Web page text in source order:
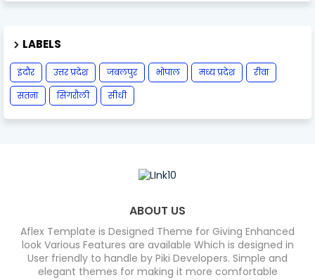
LABELS
इंदौर उत्तर प्रदेश जबलपुर भोपाल मध्य प्रदेश
रीवा
सतना
सिंगरौली सीधी
ABOUT US
Aflex Template is Designed Theme for Giving Enhanced
look Various Features are available Which is designed in
User friendly to handle by Piki Developers. Simple and
elegant themes for making it more comfortable